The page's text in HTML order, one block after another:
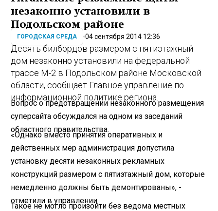
незаконно установили в
Подольском районе
ГОРОДСКАЯ СРЕДА 04 сентября 2014 12:36
Десять билбордов размером с пятиэтажный
дом незаконно установили на федеральной
трассе М-2 в Подольском районе Московской
области, сообщает Главное управление по
информационной политике региона.
Вопрос о предотвращении незаконного размещения
суперсайта обсуждался на одном из заседаний
областного правительства.
«Однако вместо принятия оперативных и
действенных мер администрация допустила
установку десяти незаконных рекламных
конструкций размером с пятиэтажный дом, которые
немедленно должны быть демонтированы», -
отметили в управлении.
Такое не могло произойти без ведома местных